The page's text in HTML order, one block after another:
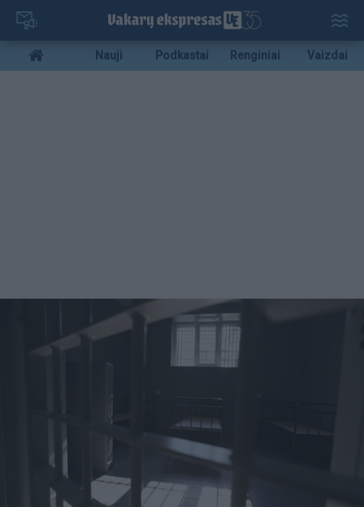
Pereiti
pagrindinį
turinį
Mobile
menu
Nauji Podkastai Renginiai Vaizdai